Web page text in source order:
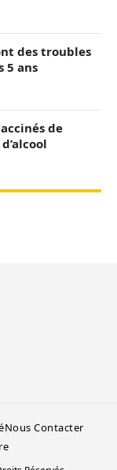
des troubles
5 ans
de
Nous Contacter